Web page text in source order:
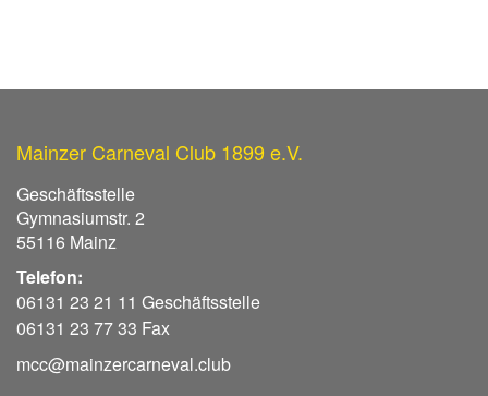
Mainzer Carneval Club 1899 e.V.
Geschäftsstelle
Gymnasiumstr. 2
55116 Mainz
Telefon:
06131 23 21 11 Geschäftsstelle
06131 23 77 33 Fax
mcc@mainzercarneval.club